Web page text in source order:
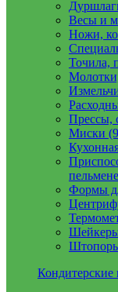
Весы и
Ножи,
Точила,
Прессы,
Миски
Формы
Кондитерские